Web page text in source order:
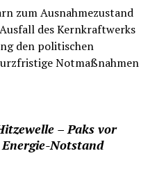
zum Ausnahmezustand
des Kernkraftwerks
den politischen
Notmaßnahmen
– Paks vor
Notstand